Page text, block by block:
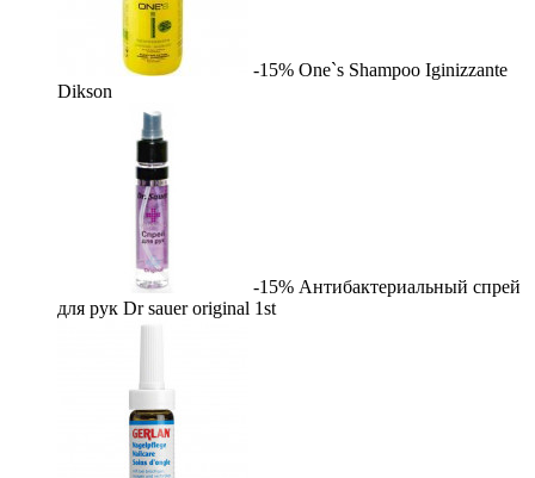
-15% One`s Shampoo Iginizzante
Dikson
-15% Антибактериальный спрей
для рук Dr sauer original 1st